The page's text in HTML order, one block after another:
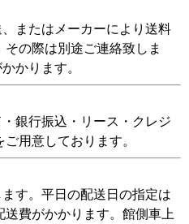
またはメーカーにより送料
の際は別途ご連絡致しま
かります。
銀行振込・リース・クレジ
用意しております。
す。平日の配送日の指定は
費がかかります。館側車上